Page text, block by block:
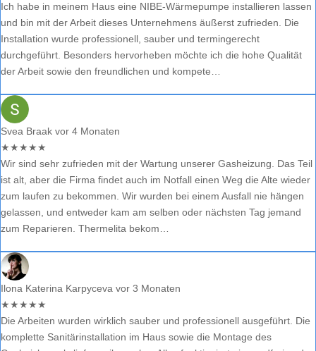
Ich habe in meinem Haus eine NIBE-Wärmepumpe installieren lassen
und bin mit der Arbeit dieses Unternehmens äußerst zufrieden. Die
Installation wurde professionell, sauber und termingerecht
durchgeführt. Besonders hervorheben möchte ich die hohe Qualität
der Arbeit sowie den freundlichen und kompete…
Svea Braak vor 4 Monaten
★★★★★
Wir sind sehr zufrieden mit der Wartung unserer Gasheizung. Das Teil
ist alt, aber die Firma findet auch im Notfall einen Weg die Alte wieder
zum laufen zu bekommen. Wir wurden bei einem Ausfall nie hängen
gelassen, und entweder kam am selben oder nächsten Tag jemand
zum Reparieren. Thermelita bekom…
Ilona Katerina Karpyceva vor 3 Monaten
★★★★★
Die Arbeiten wurden wirklich sauber und professionell ausgeführt. Die
komplette Sanitärinstallation im Haus sowie die Montage des